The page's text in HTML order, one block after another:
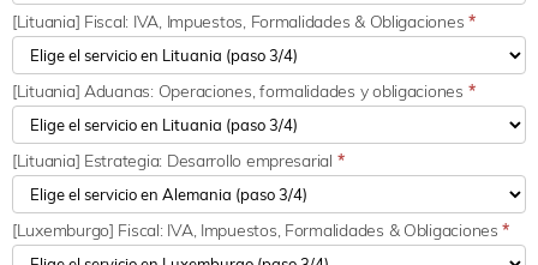
[Lituania] Fiscal: IVA, Impuestos, Formalidades & Obligaciones *
[Lituania] Aduanas: Operaciones, formalidades y obligaciones *
[Lituania] Estrategia: Desarrollo empresarial *
[Luxemburgo] Fiscal: IVA, Impuestos, Formalidades & Obligaciones*